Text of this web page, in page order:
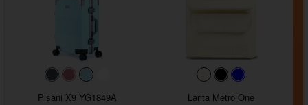
#40454a#b76e79
#9ad8e7
Pisani X9 YG1849A
#faf0e6#000000
Larita Metro One